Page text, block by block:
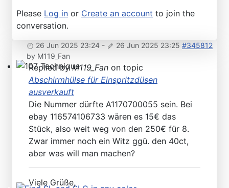
107 Technique
Please Log in or Create an account to join the
conversation.
26 Jun 2025 23:24 - 26 Jun 2025 23:25 #345812
by M119_Fan
Replied byM119_Fan on topic
Abschirmhülse für Einspritzdüsen
ausverkauft
Die Nummer dürfte A1170700055 sein. Bei
ebay 116574106733 wären es 15€ das
Stück, also weit weg von den 250€ für 8.
Zwar immer noch ein Witz ggü. den 40ct,
aber was will man machen?
Viele Grüße,